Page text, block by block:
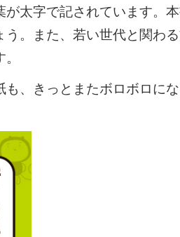
太字で記されています。
う。また、若い世代と関わ
も、きっとまたボロボロに